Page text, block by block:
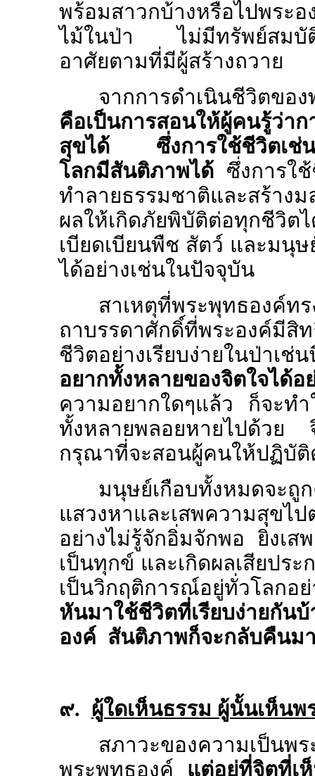
พร้อมสาวกบ้างหรือไปพระ
ไม้ในป่า ไม่มีทรัพย์สมบัติ
อาศัยตามที่มีผู้สร้างถวาย
จากการดำเนินชีวิตขอ
คือเป็นการสอนให้ผู้คนรู้ว่า
สุขได้ ซึ่งการใช้ชีวิตเช่น
โลกมีสันติภาพได้ ซึ่งการใ
ทำลายธรรมชาติและสร้าง
ผลให้เกิดภัยพิบัติต่อทุกชีวิต
เบียดเบียนพืช สัตว์ และมนุ
ได้อย่างเช่นในปัจจุบัน
สาเหตุที่พระพุทธองค์
ถาบรรดาศักดิ์ที่พระองค์มี
ชีวิตอย่างเรียบง่ายในป่าเช่น
อยากทั้งหลายของจิตใจไ
ความอยากใดๆแล้ว ก็จะทำ
ทั้งหลายพลอยหายไปด้วย
กรุณาที่จะสอนผู้คนให้ปฏิบั
มนุษย์เกือบทั้งหมดจะ
แสวงหาและเสพความสุขไ
อย่างไม่รู้จักอิ่มจักพอ ยิ่งเส
เป็นทุกข์ และเกิดผลเสียปร
เป็นวิกฤติการณ์อยู่ทั่วโลก
หันมาใช้ชีวิตที่เรียบง่ายกั
องค์ สันติภาพก็จะกลับคืนม
๙. ผู้ใดเห็นธรรม ผู้นั้นเห็นพ
สภาวะของความเป็นพ
พระพุทธองค์ แต่อยู่ที่จิตที่เ